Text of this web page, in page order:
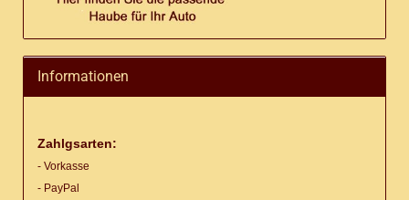
Informationen
Zahlgsarten:
- Vorkasse
- PayPal